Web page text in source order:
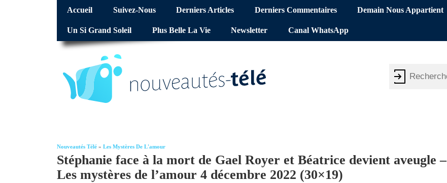
Accueil Suivez-Nous Derniers Articles Derniers Commentaires Demain Nous Appartient
Un Si Grand Soleil Plus Belle La Vie Newsletter Canal WhatsApp
Nouveautés Télé » Les Mystères De L'amour
Stéphanie face à la mort de Gael Royer et Béatrice devient aveugle –
Les mystères de l’amour 4 décembre 2022 (30×19)